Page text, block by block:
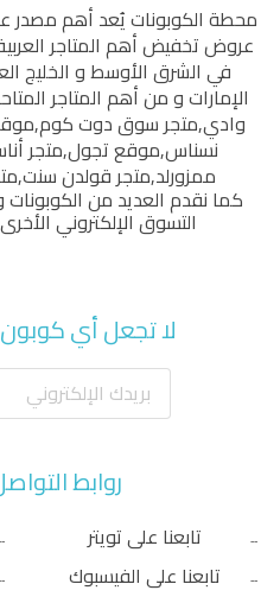
محطة الكوبوناتيُعد أهم مصدر
عروض تخفيض أهم المتاجر
في الشرق الأوسط و الخليج
الإمارات و من أهم المتاجر
وادي,متجر سوق دوت كوم,
نسناس,موقع تجول,متجر
ممزورلد,متجر قولدن سنت,
كما نقدم العديد من
التسوق الإلكتروني
لا تجعل أي
روابط
تابعنا على تويتر
تابعنا على الفيسبوك